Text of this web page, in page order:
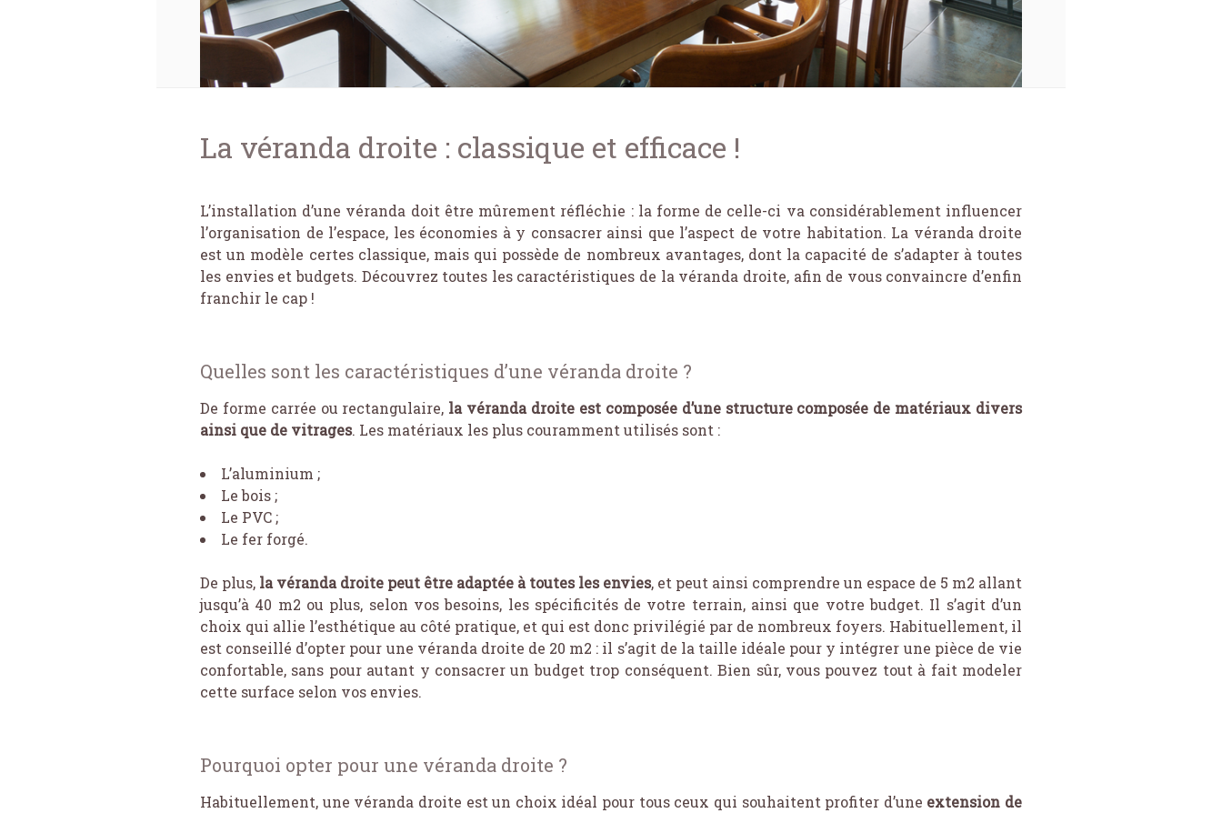
La véranda droite : classique et efficace !
L’installation d’une véranda doit être mûrement réfléchie : la forme de celle-ci va considérablement influencer
l’organisation de l’espace, les économies à y consacrer ainsi que l’aspect de votre habitation. La véranda droite
est un modèle certes classique, mais qui possède de nombreux avantages, dont la capacité de s’adapter à toutes
les envies et budgets. Découvrez toutes les caractéristiques de la véranda droite, afin de vous convaincre d’enfin
franchir le cap !
Quelles sont les caractéristiques d’une véranda droite ?
De forme carrée ou rectangulaire, la véranda droite est composée d’une structure composée de matériaux divers
ainsi que de vitrages. Les matériaux les plus couramment utilisés sont :
L’aluminium ;
Le bois ;
Le PVC ;
Le fer forgé.
De plus, la véranda droite peut être adaptée à toutes les envies, et peut ainsi comprendre un espace de 5 m2 allant
jusqu’à 40 m2 ou plus, selon vos besoins, les spécificités de votre terrain, ainsi que votre budget. Il s’agit d’un
choix qui allie l’esthétique au côté pratique, et qui est donc privilégié par de nombreux foyers. Habituellement, il
est conseillé d’opter pour une véranda droite de 20 m2 : il s’agit de la taille idéale pour y intégrer une pièce de vie
confortable, sans pour autant y consacrer un budget trop conséquent. Bien sûr, vous pouvez tout à fait modeler
cette surface selon vos envies.
Pourquoi opter pour une véranda droite ?
Habituellement, une véranda droite est un choix idéal pour tous ceux qui souhaitent profiter d’une extension de